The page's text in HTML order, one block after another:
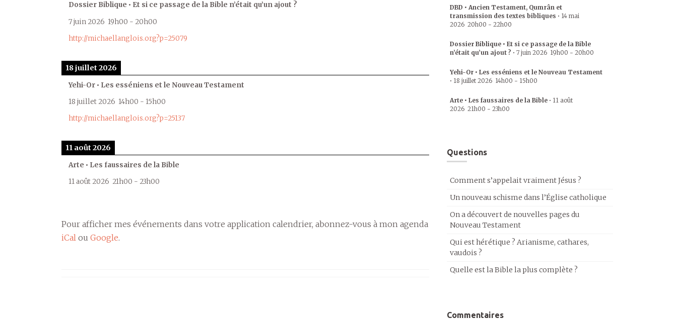
Dossier Biblique • Et si ce passage de la Bible n’était qu’un ajout ?
7 juin 2026 19h00 - 20h00
http://michaellanglois.org?p=25079
18 juillet 2026
Yehi-Or • Les esséniens et le Nouveau Testament
18 juillet 2026 14h00 - 15h00
http://michaellanglois.org?p=25137
11 août 2026
Arte • Les faussaires de la Bible
11 août 2026 21h00 - 23h00
Pour afficher mes événements dans votre application calendrier, abonnez-vous à mon agenda
iCal ou Google.
DBD • Ancien Testament, Qumrân et
transmission des textes bibliques • 14 mai
2026 20h00 - 22h00
Dossier Biblique • Et si ce passage de la Bible
n’était qu’un ajout ? • 7 juin 2026 19h00 - 20h00
Yehi-Or • Les esséniens et le Nouveau Testament
• 18 juillet 2026 14h00 - 15h00
Arte • Les faussaires de la Bible • 11 août
2026 21h00 - 23h00
Questions
Comment s’appelait vraiment Jésus ?
Un nouveau schisme dans l’Église catholique
On a découvert de nouvelles pages du
Nouveau Testament
Qui est hérétique ? Arianisme, cathares,
vaudois ?
Quelle est la Bible la plus complète ?
Commentaires